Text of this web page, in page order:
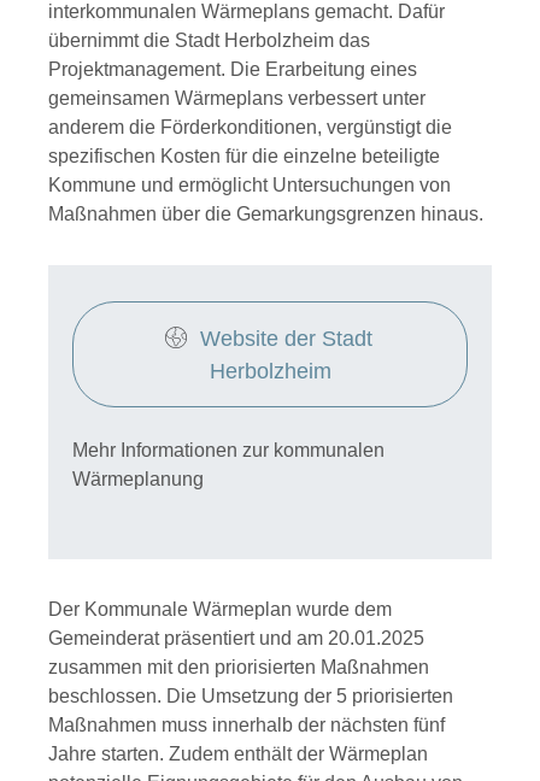
interkommunalen Wärmeplans gemacht. Dafür
übernimmt die Stadt Herbolzheim das
Projektmanagement. Die Erarbeitung eines
gemeinsamen Wärmeplans verbessert unter
anderem die Förderkonditionen, vergünstigt die
spezifischen Kosten für die einzelne beteiligte
Kommune und ermöglicht Untersuchungen von
Maßnahmen über die Gemarkungsgrenzen hinaus.
Website der Stadt
Herbolzheim
Mehr Informationen zur kommunalen
Wärmeplanung
Der Kommunale Wärmeplan wurde dem
Gemeinderat präsentiert und am 20.01.2025
zusammen mit den priorisierten Maßnahmen
beschlossen. Die Umsetzung der 5 priorisierten
Maßnahmen muss innerhalb der nächsten fünf
Jahre starten. Zudem enthält der Wärmeplan